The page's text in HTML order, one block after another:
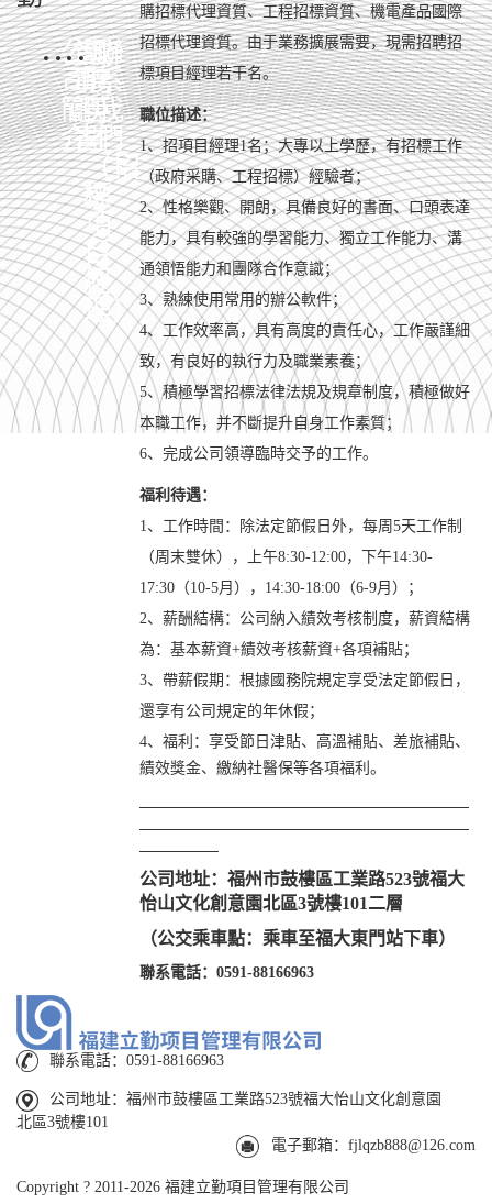
公
司
簡
介
資
質
證
書
誠
聘
英
才
（招
標
項
目
經
理）
聯
系
我
們
購招標代理資質、工程招標資質、機電產品國際
招標代理資質。由于業務擴展需要，現需招聘招
標項目經理若干名。
職位描述：
1、招項目經理1名；大專以上學歷，有招標工作
（政府采購、工程招標）經驗者；
2、性格樂觀、開朗，具備良好的書面、口頭表達
能力，具有較強的學習能力、獨立工作能力、溝
通領悟能力和團隊合作意識；
3、熟練使用常用的辦公軟件；
4、工作效率高，具有高度的責任心，工作嚴謹細
致，有良好的執行力及職業素養；
5、積極學習招標法律法規及規章制度，積極做好
本職工作，并不斷提升自身工作素質；
6、 完成公司領導臨時交予的工作。
福利待遇：
1、工作時間：除法定節假日外，每周5天工作制
（周末雙休），上午8:30-12:00，下午14:30-
17:30（10-5月），14:30-18:00（6-9月）；
2、薪酬結構：公司納入績效考核制度，薪資結構
為：基本薪資+績效考核薪資+各項補貼；
3、帶薪假期：根據國務院規定享受法定節假日，
還享有公司規定的年休假；
4、 福利：享受節日津貼、高溫補貼、差旅補貼、
績效獎金、 繳納社醫保等各項福利。
公司地址：福州市鼓樓區工業路523號福大
怡山文化創意園北區3號樓101二層
（公交乘車點：乘車至福大東門站下車）
聯系電話：0591-88166963
聯系電話：0591-88166963
公司地址：福州市鼓樓區工業路523號福大怡山文化創意園
北區3號樓101
電子郵箱：fjlqzb888@126.com
Copyright ? 2011-2026 福建立勤項目管理有限公司